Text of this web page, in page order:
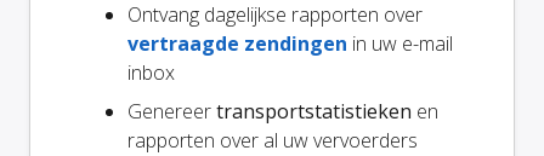
Ontvang dagelijkse rapporten over
vertraagde zendingen in uw e-mail
inbox
Genereertransportstatistieken en
rapporten over al uw vervoerders